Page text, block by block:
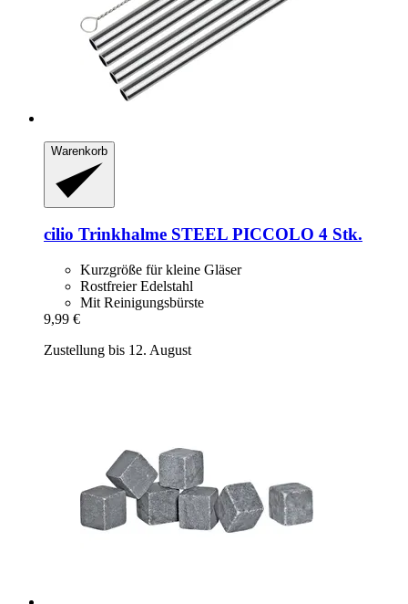
Warenkorb
cilio Trinkhalme STEEL PICCOLO 4 Stk.
Kurzgröße für kleine Gläser
Rostfreier Edelstahl
Mit Reinigungsbürste
9,99 €
Zustellung bis 12. August